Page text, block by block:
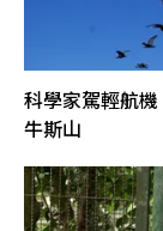
科學家駕輕航
牛斯山